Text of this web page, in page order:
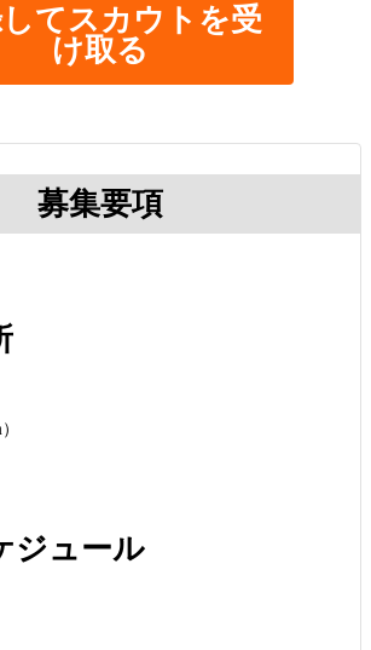
てスカウトを受
け取る
募集要項
ジュール